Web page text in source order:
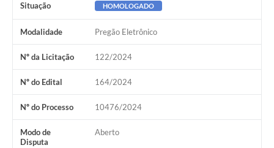
Situação HOMOLOGADO
Modalidade Pregão Eletrônico
Nº da Licitação 122/2024
Nº do Edital 164/2024
Nº do Processo 10476/2024
Modo de
Disputa
Aberto